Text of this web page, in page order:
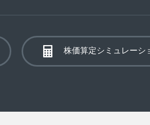
株価算定シミュレーシ